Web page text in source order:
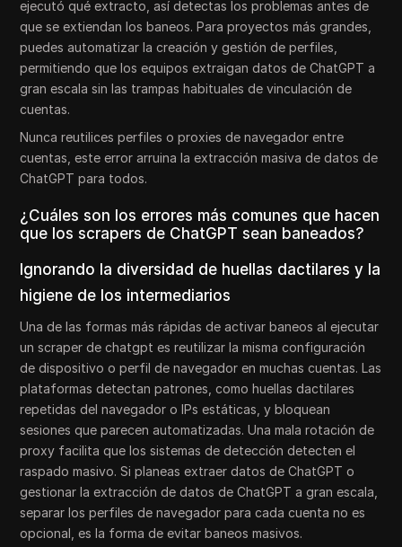
ejecutó qué extracto, así detectas los problemas antes de
que se extiendan los baneos. Para proyectos más grandes,
puedes automatizar la creación y gestión de perfiles,
permitiendo que los equipos extraigan datos de ChatGPT a
gran escala sin las trampas habituales de vinculación de
cuentas.
Nunca reutilices perfiles o proxies de navegador entre
cuentas, este error arruina la extracción masiva de datos de
ChatGPT para todos.
¿Cuáles son los errores más comunes que hacen
que los scrapers de ChatGPT sean baneados?
Ignorando la diversidad de huellas dactilares y la
higiene de los intermediarios
Una de las formas más rápidas de activar baneos al ejecutar
un scraper de chatgpt es reutilizar la misma configuración
de dispositivo o perfil de navegador en muchas cuentas. Las
plataformas detectan patrones, como huellas dactilares
repetidas del navegador o IPs estáticas, y bloquean
sesiones que parecen automatizadas. Una mala rotación de
proxy facilita que los sistemas de detección detecten el
raspado masivo. Si planeas extraer datos de ChatGPT o
gestionar la extracción de datos de ChatGPT a gran escala,
separar los perfiles de navegador para cada cuenta no es
opcional, es la forma de evitar baneos masivos.